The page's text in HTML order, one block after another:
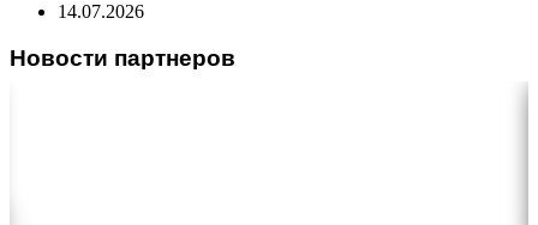
14.07.2026
Новости партнеров